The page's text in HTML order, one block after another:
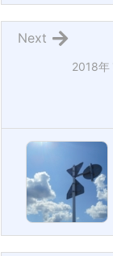
2018年
Next